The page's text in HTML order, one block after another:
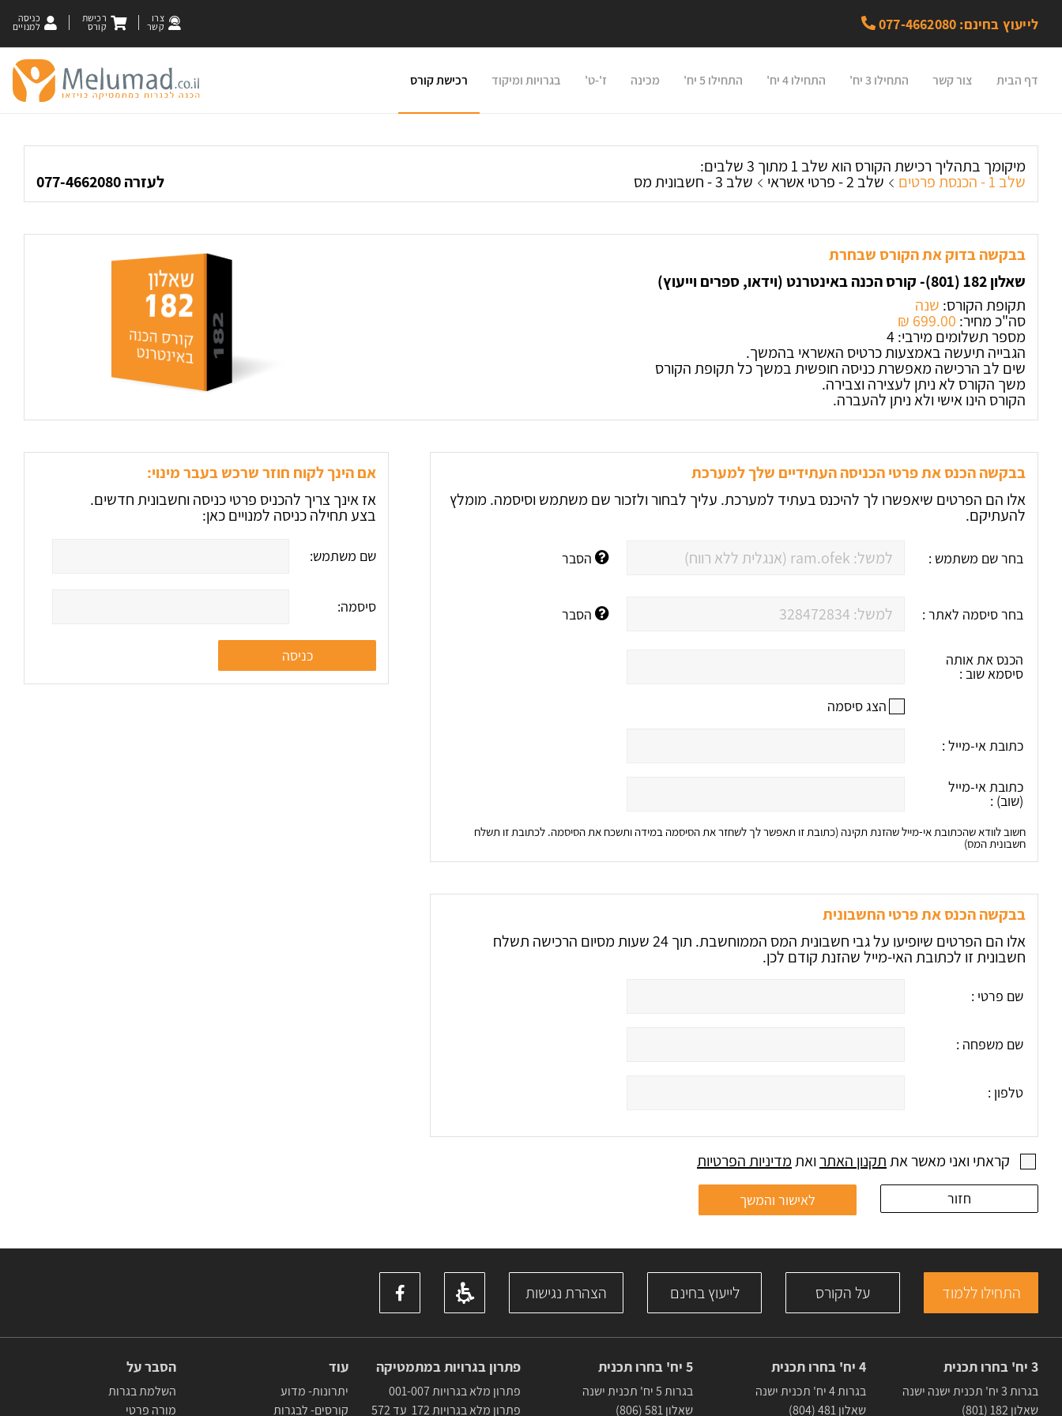
כניסה
למנויים
רכישת
קורס
צרו
קשר לייעוץ בחינם: 077-4662080
דף הבית צור קשר התחילו 3 יח' התחילו 4 יח' התחילו 5 יח' מכינה ז'-ט' בגרויות ומיקוד רכישת קורס
מיקומך בתהליך רכישת הקורס הוא שלב 1 מתוך 3 שלבים:
שלב 1 - הכנסת פרטים שלב 2 - פרטי אשראי שלב 3 - חשבונית מס לעזרה 077-4662080
בבקשה בדוק את הקורס שבחרת
שאלון 182 (801)- קורס הכנה באינטרנט (וידאו, ספרים וייעוץ)
תקופת הקורס: שנה
סה"כ מחיר: 699.00 ‏₪
מספר תשלומים מירבי: 4
הגבייה תיעשה באמצעות כרטיס האשראי בהמשך.
שים לב הרכישה מאפשרת כניסה חופשית במשך כל תקופת הקורס
משך הקורס לא ניתן לעצירה וצבירה.
הקורס הינו אישי ולא ניתן להעברה.
בבקשה הכנס את פרטי הכניסה העתידיים שלך למערכת
אלו הם הפרטים שיאפשרו לך להיכנס בעתיד למערכת. עליך לבחור ולזכור שם משתמש וסיסמה. מומלץ
להעתיקם.
בחר שם משתמש : הסבר
בחר סיסמה לאתר : הסבר
הכנס את אותה
סיסמא שוב :
הצג סיסמה
כתובת אי-מייל :
כתובת אי-מייל
(שוב) :
חשוב לוודא שהכתובת אי-מייל שהזנת תקינה (כתובת זו תאפשר לך לשחזר את הסיסמה במידה ותשכח את הסיסמה. לכתובת זו תשלח
חשבונית המס)
בבקשה הכנס את פרטי החשבונית
אלו הם הפרטים שיופיעו על גבי חשבונית המס הממוחשבת. תוך 24 שעות מסיום הרכישה תשלח
חשבונית זו לכתובת האי-מייל שהזנת קודם לכן.
שם פרטי :
שם משפחה :
טלפון :
קראתי ואני מאשר אתתקנון האתרואתמדיניות הפרטיות
חזור
אם הינך לקוח חוזר שרכש בעבר מינוי:
אז אינך צריך להכניס פרטי כניסה וחשבונית חדשים.
בצע תחילה כניסה למנויים כאן:
שם משתמש:
סיסמה:
התחילו ללמוד על הקורס לייעוץ בחינם הצהרת נגישות
3 יח' בחרו תכנית
בגרות 3 יח' תכנית ישנה ישנה
שאלון 182 (801)
4 יח' בחרו תכנית
בגרות 4 יח' תכנית ישנה
שאלון 481 (804)
5 יח' בחרו תכנית
בגרות 5 יח' תכנית ישנה
שאלון 581 (806)
פתרון בגרויות במתמטיקה
פתרון מלא בגרויות 001-007
פתרון מלא בגרויות 172 עד 572
עוד
יתרונות- מדוע
קורסים- לבגרות
הסבר על
השלמת בגרות
מורה פרטי